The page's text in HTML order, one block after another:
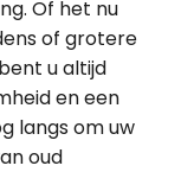
Of het nu
of grotere
u altijd
en een
langs om uw
oud